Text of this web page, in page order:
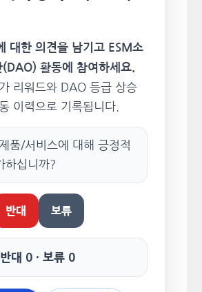
대한 의견을 남기고 ESM소
(DAO) 활동에 참여하세요.
리워드와 DAO 등급 상승
이력으로 기록됩니다.
품/서비스에 대해 긍정적
하십니까?
반대 보류
대 0 · 보류 0